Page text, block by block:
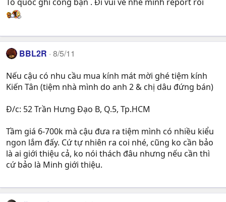
BBL2R 8/5/11
Nếu cậu có nhu cầu mua kính mát mời ghé tiệm kính
Kiến Tân (tiệm nhà mình do anh 2 & chị dâu đứng bán)
Đ/c: 52 Trần Hưng Đạo B, Q.5, Tp.HCM
Tầm giá 6-700k mà cậu đưa ra tiệm mình có nhiều kiểu
ngon lắm đấy. Cứ tự nhiên ra coi nhé, cũng ko cần bảo
là ai giới thiệu cả, ko nói thách đâu nhưng nếu cần thì
cứ bảo là Minh giới thiệu.